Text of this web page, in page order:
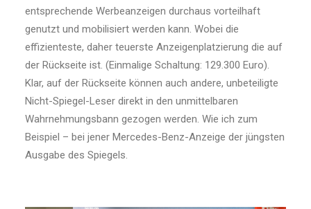
entsprechende Werbeanzeigen durchaus vorteilhaft
genutzt und mobilisiert werden kann. Wobei die
effizienteste, daher teuerste Anzeigenplatzierung die auf
der Rückseite ist. (Einmalige Schaltung: 129.300 Euro).
Klar, auf der Rückseite können auch andere, unbeteiligte
Nicht-Spiegel-Leser direkt in den unmittelbaren
Wahrnehmungsbann gezogen werden. Wie ich zum
Beispiel – bei jener Mercedes-Benz-Anzeige der jüngsten
Ausgabe des Spiegels.